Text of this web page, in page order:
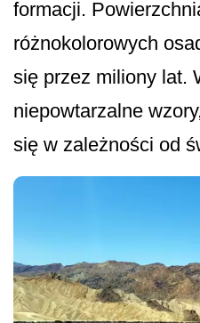
formacji.
różnokolorowych
się przez miliony lat.
niepowtarzalne
się w zależności od